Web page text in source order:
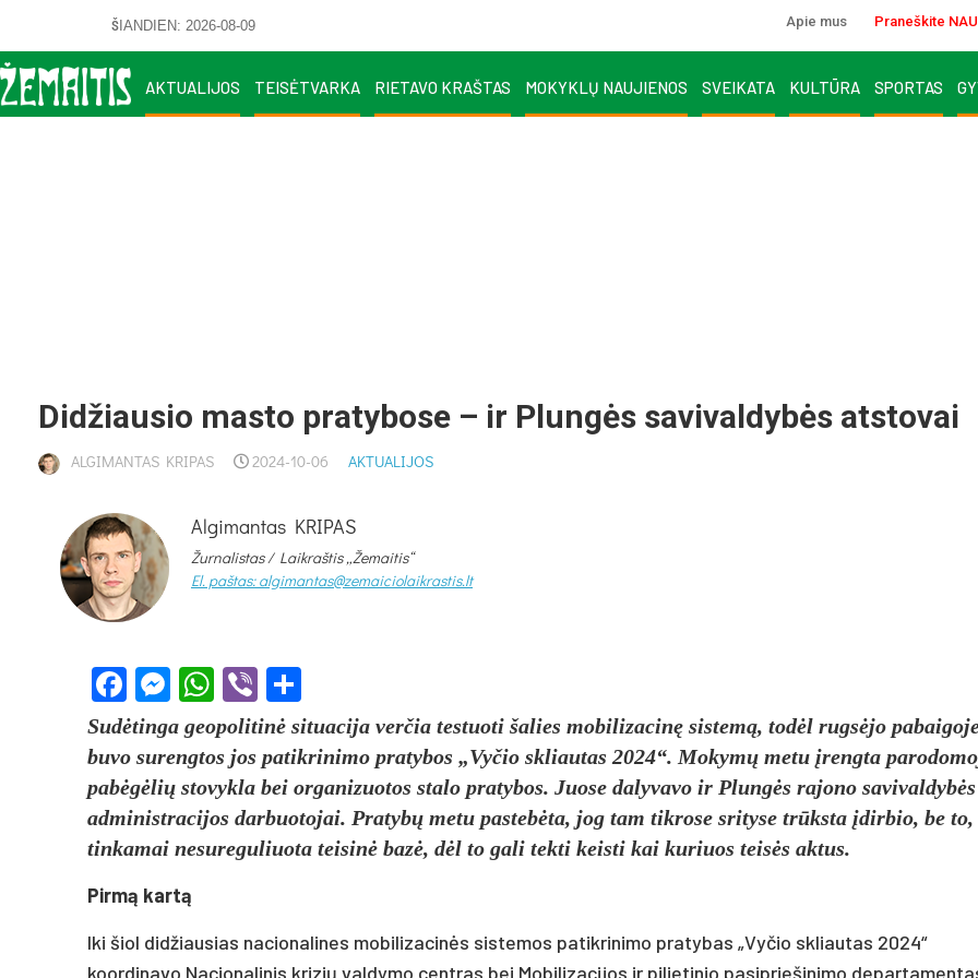
ŠIANDIEN: 2026-08-09 Apie mus Praneškite
AKTUALIJOS TEISĖTVARKA RIETAVO KRAŠTAS MOKYKLŲ NAUJIENOS SVEIKATA KULTŪRA SPORTAS
Didžiausio masto pratybose – ir Plungės savivaldybės atstovai
ALGIMANTAS KRIPAS 2024-10-06 AKTUALIJOS
Algimantas KRIPAS
Žurnalistas / Laikraštis „Žemaitis“
El. paštas: algimantas@zemaiciolaikrastis.lt
Facebook
Messenger
WhatsApp
Viber
Sudėtinga geopolitinė situacija verčia testuoti šalies mobilizacinę sistemą, todėl rugsėjo
buvo surengtos jos patikrinimo pratybos „Vyčio skliautas 2024“. Mokymų metu įrengta
pabėgėlių stovykla bei organizuotos stalo pratybos. Juose dalyvavo ir Plungės rajono savivaldybės
administracijos darbuotojai. Pratybų metu pastebėta, jog tam tikrose srityse trūksta įdirbio, be to,
tinkamai nesureguliuota teisinė bazė, dėl to gali tekti keisti kai kuriuos teisės aktus.
Pirmą kartą
Iki šiol didžiausias nacionalines mobilizacinės sistemos patikrinimo pratybas „Vyčio skliautas 2024“
koordinavo Nacionalinis krizių valdymo centras bei Mobilizacijos ir pilietinio pasipriešinimo